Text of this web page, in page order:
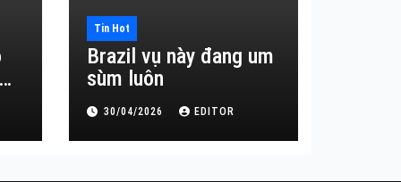
Tin Hot
Brazil vụ này đang um
sùm luôn
30/04/2026 EDITOR